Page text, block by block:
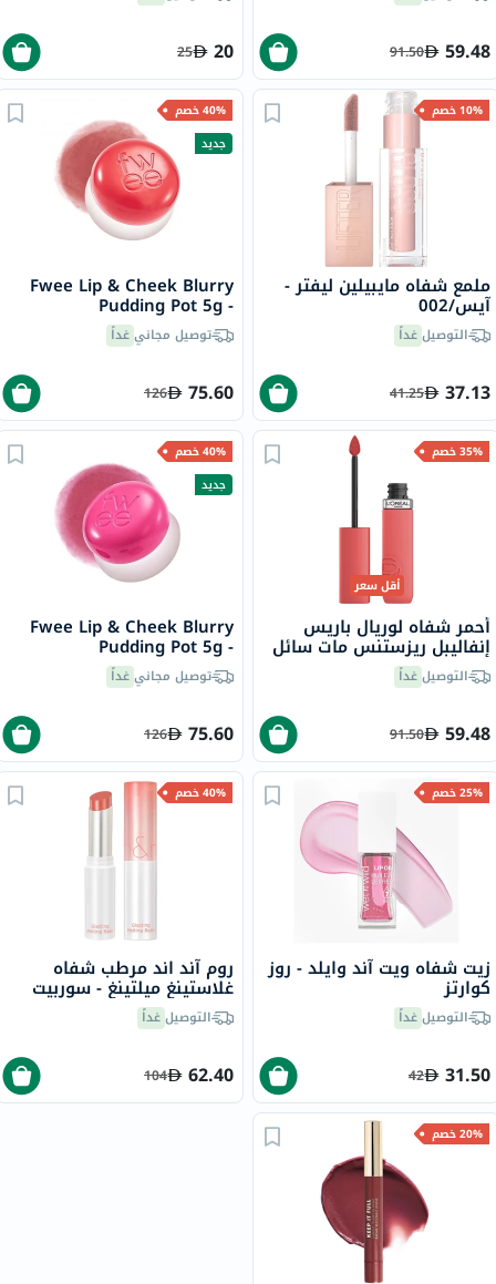
59.48
91.50
20
25
10% خصم
ملمع شفاه مايبيلين ليفتر -
آيس/002
التوصيلغداً
37.13
41.25
40% خصم
جديد
Fwee Lip & Cheek Blurry
Pudding Pot 5g -
Seventeen/CR04
توصيل مجانيغداً
75.60
126
35% خصم
أقل سعر
أحمر شفاه لوريال باريس
إنفاليبل ريزستنس مات سائل
- سمر فلينغ/625
التوصيلغداً
59.48
91.50
40% خصم
جديد
Fwee Lip & Cheek Blurry
Pudding Pot 5g -
Cherry/PK03
توصيل مجانيغداً
75.60
126
25% خصم
زيت شفاه ويت آند وايلد - روز
كوارتز
التوصيلغداً
31.50
42
40% خصم
روم آند اند مرطب شفاه
غلاستينغ ميلتينغ - سوربيت
بالم /03، 3.5 جرامالتوصيلغداً
62.40
104
20% خصم